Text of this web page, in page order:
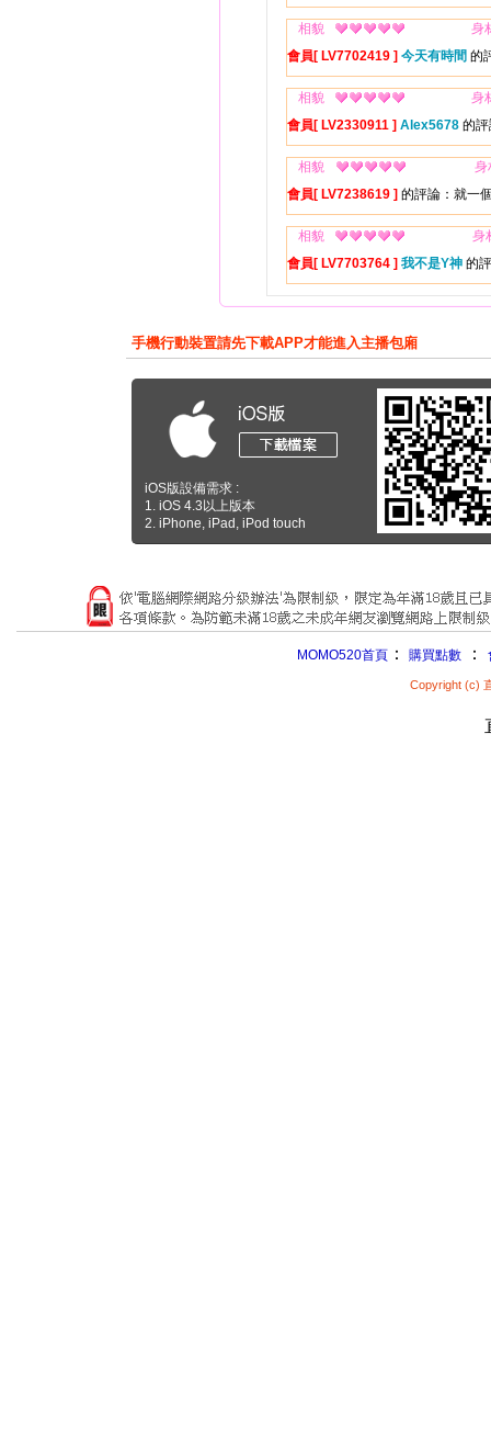
相貌
身
會員[ LV7702419 ] 今天有時間 的
相貌
身
會員[ LV2330911 ] Alex5678 的
相貌
身
會員[ LV7238619 ] 的評論：就一
相貌
身
會員[ LV7703764 ] 我不是Y神 的
手機行動裝置請先下載APP才能進入主播包廂
iOS版設備需求 :
1. iOS 4.3以上版本
2. iPhone, iPad, iPod touch
MOMO520首頁 ： 購買點數 ：
Copyright (c)